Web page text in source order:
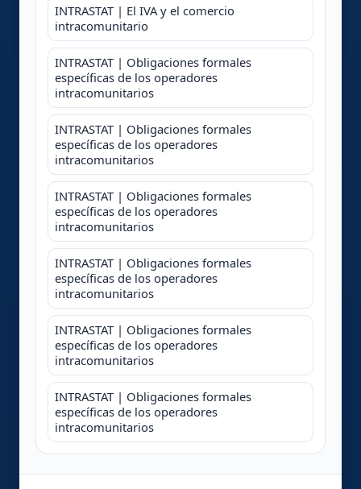
INTRASTAT | El IVA y el comercio
intracomunitario
INTRASTAT | Obligaciones formales
específicas de los operadores
intracomunitarios
INTRASTAT | Obligaciones formales
específicas de los operadores
intracomunitarios
INTRASTAT | Obligaciones formales
específicas de los operadores
intracomunitarios
INTRASTAT | Obligaciones formales
específicas de los operadores
intracomunitarios
INTRASTAT | Obligaciones formales
específicas de los operadores
intracomunitarios
INTRASTAT | Obligaciones formales
específicas de los operadores
intracomunitarios